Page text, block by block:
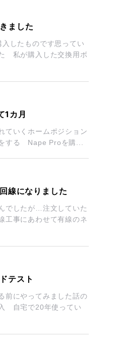
ました
したものです思ってい
私が購入した交換用ボ
1カ月
ていくホームポジション
する Nape Proを購...
線になりました
でしたが…注文していた
事にあわせて有線のネ
テスト
前にやってみました話の
自宅で20年使ってい